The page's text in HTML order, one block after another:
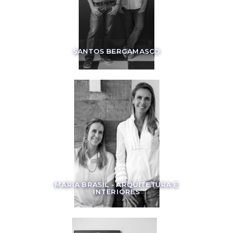
SANTOS BERGAMASCO
MARIA BRASIL - ARQUITETURA E
INTERIORES